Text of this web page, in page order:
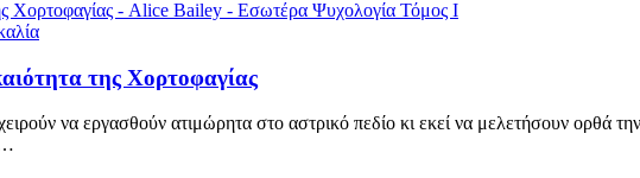
της Χορτοφαγίας
να εργασθούν ατιμώρητα στο αστρικό πεδίο κι εκεί να μελετήσουν ορθά